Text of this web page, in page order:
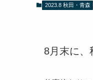
2023.8 秋田・青森
8月末に、